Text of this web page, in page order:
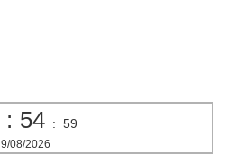
: 54 : 59
9/08/2026